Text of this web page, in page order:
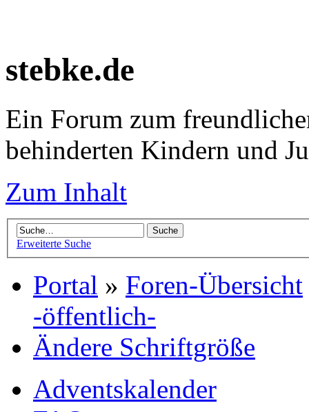
stebke.de
Ein Forum zum
behinderten Kindern und
Zum Inhalt
Erweiterte Suche
Portal » Foren-Übersicht
-öffentlich-
Ändere Schriftgröße
Adventskalender